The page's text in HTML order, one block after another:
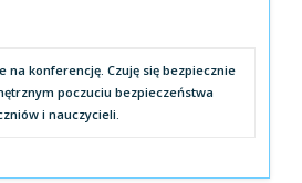
na konferencję. Czuję się bezpiecznie
poczuciu bezpieczeństwa
i nauczycieli.